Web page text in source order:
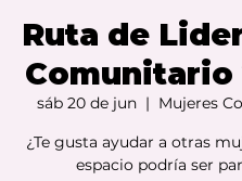
Ruta de
Comunitario
sáb 20 de jun
  |
Mujeres
¿Te gusta ayudar a otras
espacio podría ser